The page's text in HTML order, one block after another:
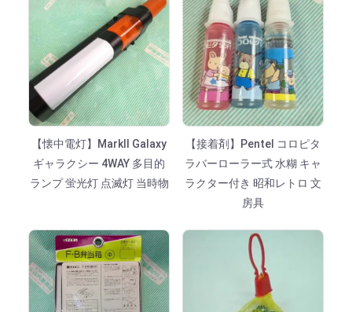
【懐中電灯】MarkⅡ Galaxy
ギャラクシー 4WAY 多目的
ランプ 蛍光灯 点滅灯 当時物
【接着剤】Pentel コロピタ
ラバーローラー式 水糊 キャ
ラクター付き 昭和レトロ 文
房具